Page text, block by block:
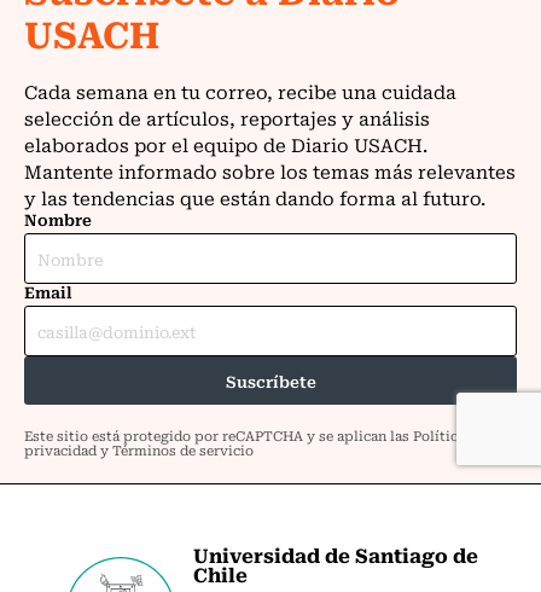
Universidad de Santiago de
Chile